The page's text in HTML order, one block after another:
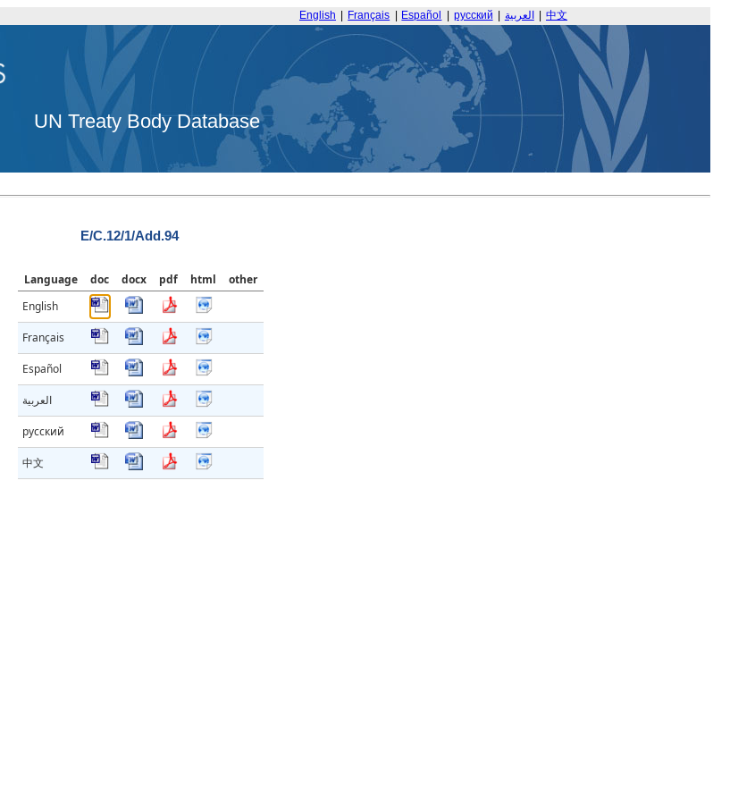
English Français Español русский العربية 中文
UN Treaty Body Database
E/C.12/1/Add.94
Language doc docx pdf html
other
English
Français
Español
العربية
русский
中文